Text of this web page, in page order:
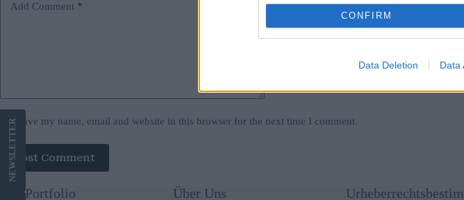
CONFIRM
Data Deletion Data
Add Comment *
Save my name, email and website in this browser for the next time I comment.
Post Comment
NEWS
LETTER
Our Portfolio Über Uns